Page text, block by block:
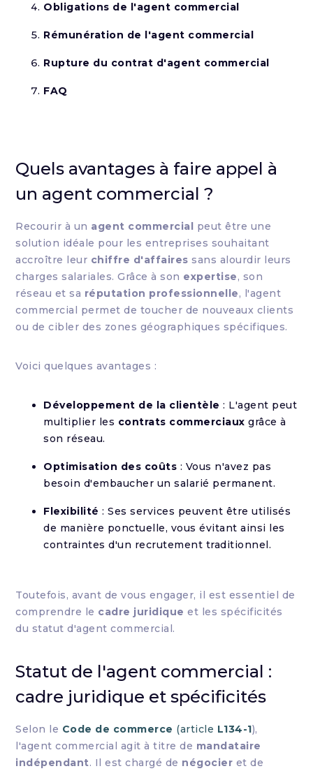
Obligations de l'agent commercial
Rémunération de l'agent commercial
Rupture du contrat d'agent commercial
FAQ
Quels avantages à faire appel à
un agent commercial ?
Recourir à un agent commercial peut être une
solution idéale pour les entreprises souhaitant
accroître leur chiffre d'affaires sans alourdir leurs
charges salariales. Grâce à son expertise, son
réseau et sa réputation professionnelle, l'agent
commercial permet de toucher de nouveaux clients
ou de cibler des zones géographiques spécifiques.
Voici quelques avantages :
Développement de la clientèle : L'agent peut
multiplier les contrats commerciaux grâce à
son réseau.
Optimisation des coûts : Vous n'avez pas
besoin d'embaucher un salarié permanent.
Flexibilité : Ses services peuvent être utilisés
de manière ponctuelle, vous évitant ainsi les
contraintes d'un recrutement traditionnel.
Toutefois, avant de vous engager, il est essentiel de
comprendre le cadre juridique et les spécificités
du statut d'agent commercial.
Statut de l'agent commercial :
cadre juridique et spécificités
Selon le Code de commerce (article L134-1),
l'agent commercial agit à titre de mandataire
indépendant. Il est chargé de négocier et de